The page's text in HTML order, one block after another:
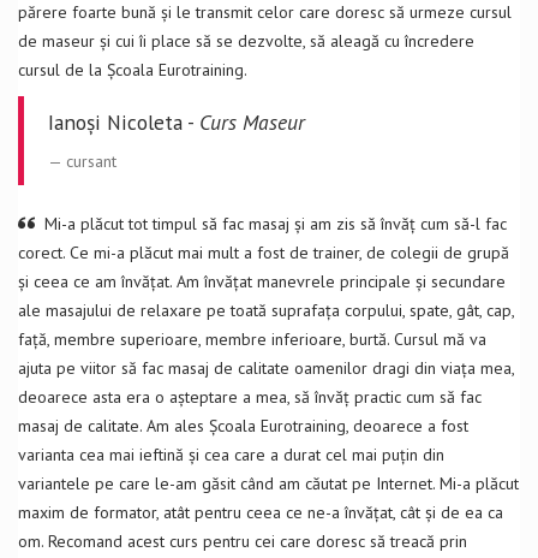
părere foarte bună și le transmit celor care doresc să urmeze cursul
de maseur și cui îi place să se dezvolte, să aleagă cu încredere
cursul de la Școala Eurotraining.
Ianoși Nicoleta - Curs Maseur
cursant
Mi-a plăcut tot timpul să fac masaj și am zis să învăț cum să-l fac
corect. Ce mi-a plăcut mai mult a fost de trainer, de colegii de grupă
și ceea ce am învățat. Am învățat manevrele principale și secundare
ale masajului de relaxare pe toată suprafața corpului, spate, gât, cap,
față, membre superioare, membre inferioare, burtă. Cursul mă va
ajuta pe viitor să fac masaj de calitate oamenilor dragi din viața mea,
deoarece asta era o așteptare a mea, să învăț practic cum să fac
masaj de calitate. Am ales Școala Eurotraining, deoarece a fost
varianta cea mai ieftină și cea care a durat cel mai puțin din
variantele pe care le-am găsit când am căutat pe Internet. Mi-a plăcut
maxim de formator, atât pentru ceea ce ne-a învățat, cât și de ea ca
om. Recomand acest curs pentru cei care doresc să treacă prin